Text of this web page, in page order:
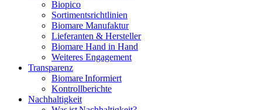
Biopico
Sortimentsrichtlinien
Biomare Manufaktur
Lieferanten & Hersteller
Biomare Hand in Hand
Weiteres Engagement
Transparenz
Biomare Informiert
Kontrollberichte
Nachhaltigkeit